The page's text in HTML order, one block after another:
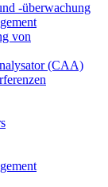
-überwachung
von
(CAA)